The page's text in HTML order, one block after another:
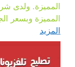
المميزة. ولدى
المميزة وبسعر
المزيد